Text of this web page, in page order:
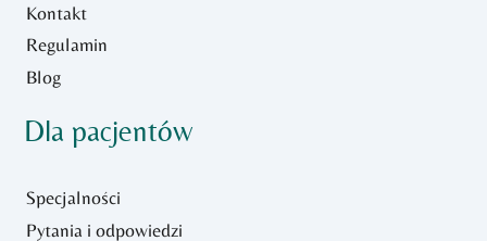
Kontakt
Regulamin
Blog
Dla pacjentów
Specjalności
Pytania i odpowiedzi